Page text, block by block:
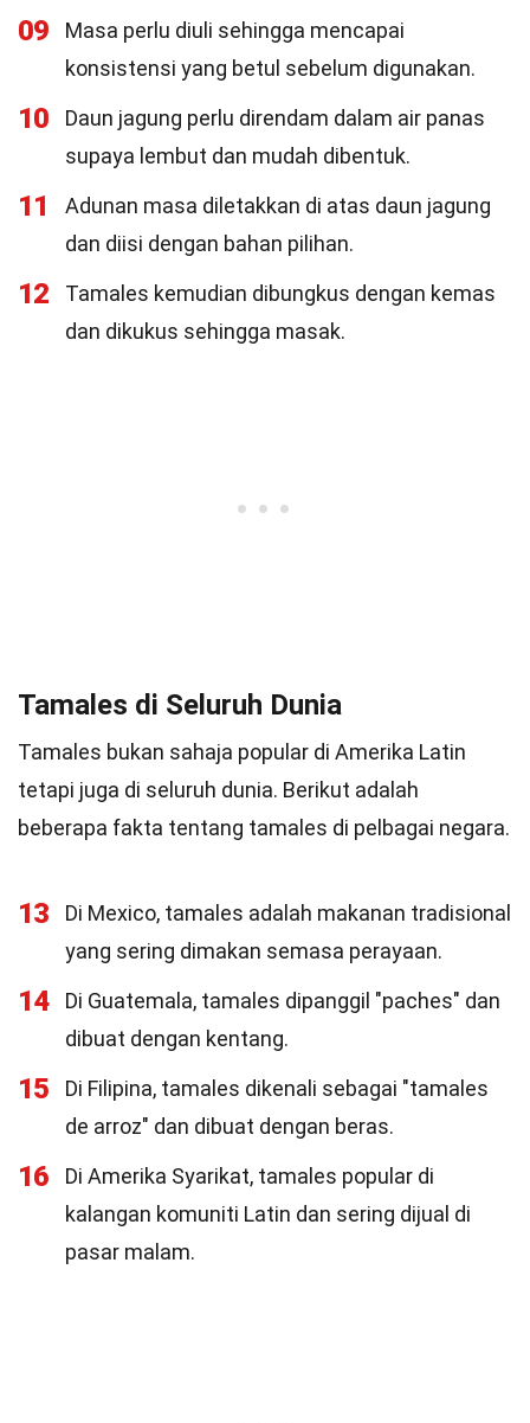
09
Masa perlu diuli sehingga mencapai
konsistensi yang betul sebelum digunakan.
10
Daun jagung perlu direndam dalam air panas
supaya lembut dan mudah dibentuk.
11
Adunan masa diletakkan di atas daun jagung
dan diisi dengan bahan pilihan.
12
Tamales kemudian dibungkus dengan kemas
dan dikukus sehingga masak.
Tamales di Seluruh Dunia
Tamales bukan sahaja popular di Amerika Latin
tetapi juga di seluruh dunia. Berikut adalah
beberapa fakta tentang tamales di pelbagai negara.
13
Di Mexico, tamales adalah makanan tradisional
yang sering dimakan semasa perayaan.
14
Di Guatemala, tamales dipanggil "paches" dan
dibuat dengan kentang.
15
Di Filipina, tamales dikenali sebagai "tamales
de arroz" dan dibuat dengan beras.
16
Di Amerika Syarikat, tamales popular di
kalangan komuniti Latin dan sering dijual di
pasar malam.